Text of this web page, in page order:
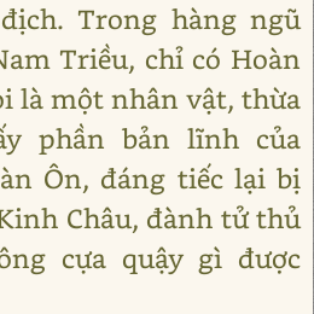
Trong hàng ngũ
Triều, chỉ có Hoàn
là một nhân vật, thừa
phần bản lĩnh của
Ôn, đáng tiếc lại bị
Châu, đành tử thủ
cựa quậy gì được